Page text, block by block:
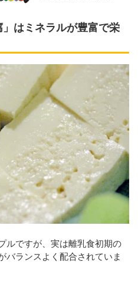
はミネラルが豊富で栄
ルですが、実は離乳食初期の
バランスよく配合されていま